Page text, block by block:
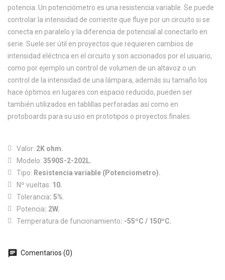
potencia. Un potenciómetro es una resistencia variable. Se puede
controlar la intensidad de corriente que fluye por un circuito si se
conecta en paralelo y la diferencia de potencial al conectarlo en
serie. Suele ser útil en proyectos que requieren cambios de
intensidad eléctrica en el circuito y son accionados por el usuario,
como por ejemplo un control de volumen de un altavoz o un
control de la intensidad de una lámpara, además su tamaño los
hace óptimos en lugares con espacio reducido, pueden ser
también utilizados en tablillas perforadas así como en
protoboards para su uso en prototipos o proyectos finales.
Valor: 2K ohm.
Modelo: 3590S-2-202L.
Tipo: Resistencia variable (Potenciometro).
Nº vueltas: 10.
Tolerancia: 5%
Potencia: 2W.
Temperatura de funcionamiento: -55ºC / 150ºC.
chat Comentarios (0)